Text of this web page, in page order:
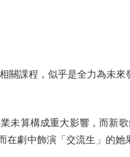
關課程，似乎是全力為未來
算構成重大影響，而新
在劇中飾演「交流生」的她